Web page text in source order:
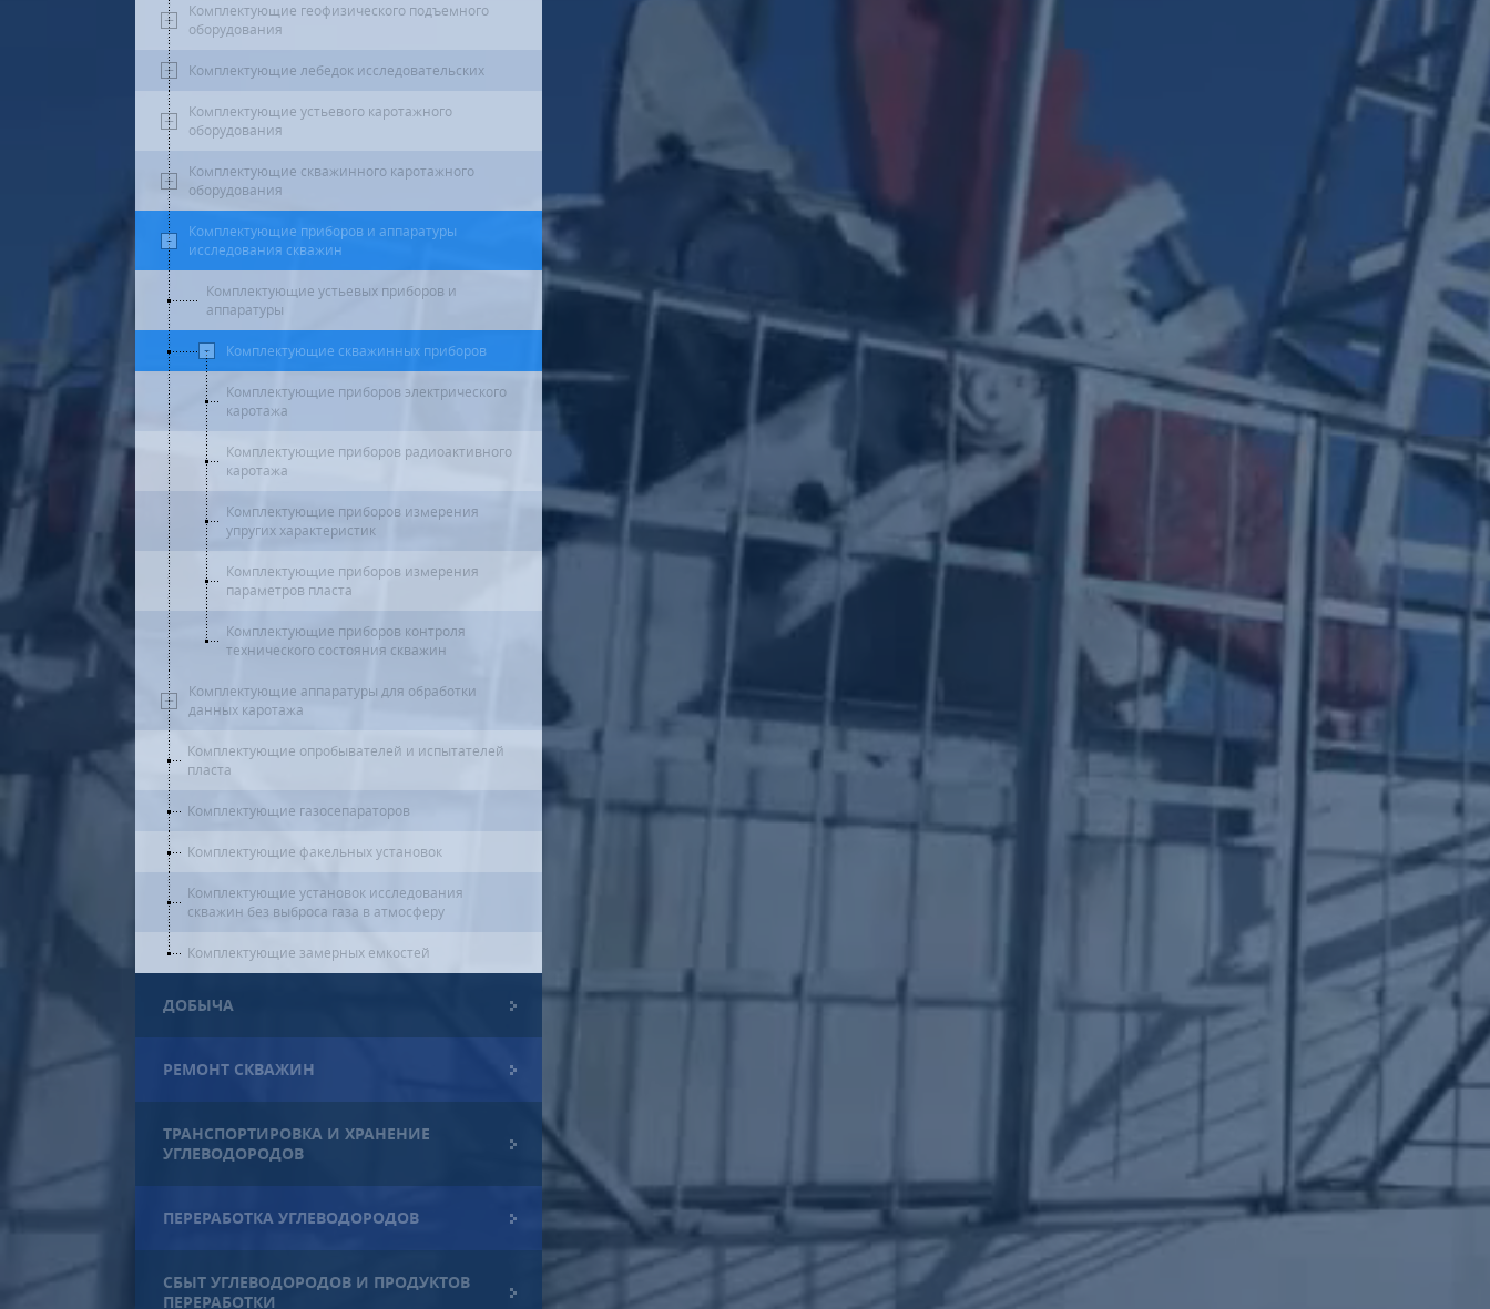
Комплектующие геофизического подъемного
оборудования
Комплектующие лебедок исследовательских
Комплектующие устьевого каротажного
оборудования
Комплектующие скважинного каротажного
оборудования
Комплектующие приборов и аппаратуры
исследования скважин
Комплектующие устьевых приборов и
аппаратуры
Комплектующие скважинных приборов
Комплектующие приборов электрического
каротажа
Комплектующие приборов радиоактивного
каротажа
Комплектующие приборов измерения
упругих характеристик
Комплектующие приборов измерения
параметров пласта
Комплектующие приборов контроля
технического состояния скважин
Комплектующие аппаратуры для обработки
данных каротажа
Комплектующие опробывателей и испытателей
пласта
Комплектующие газосепараторов
Комплектующие факельных установок
Комплектующие установок исследования
скважин без выброса газа в атмосферу
Комплектующие замерных емкостей
ДОБЫЧА
РЕМОНТ СКВАЖИН
ТРАНСПОРТИРОВКА И ХРАНЕНИЕ
УГЛЕВОДОРОДОВ
ПЕРЕРАБОТКА УГЛЕВОДОРОДОВ
СБЫТ УГЛЕВОДОРОДОВ И ПРОДУКТОВ
ПЕРЕРАБОТКИ